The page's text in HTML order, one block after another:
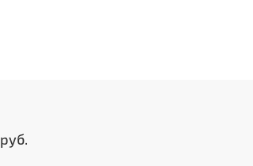
руб.